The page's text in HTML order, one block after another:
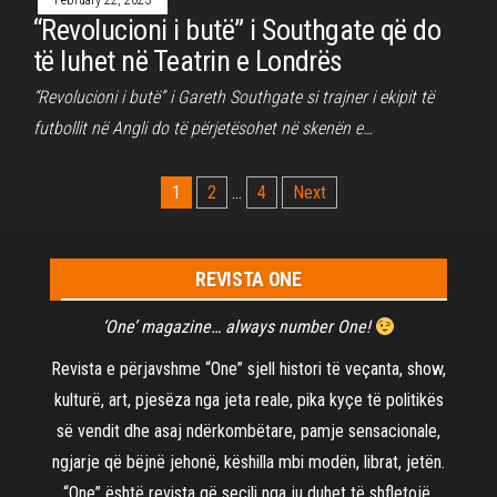
“Revolucioni i butë” i Southgate që do
të luhet në Teatrin e Londrës
“Revolucioni i butë” i Gareth Southgate si trajner i ekipit të
futbollit në Angli do të përjetësohet në skenën e…
1 2 … 4 Next
REVISTA ONE
‘One’ magazine… always number One!
Revista e përjavshme “One” sjell histori të veçanta, show,
kulturë, art, pjesëza nga jeta reale, pika kyçe të politikës
së vendit dhe asaj ndërkombëtare, pamje sensacionale,
ngjarje që bëjnë jehonë, këshilla mbi modën, librat, jetën.